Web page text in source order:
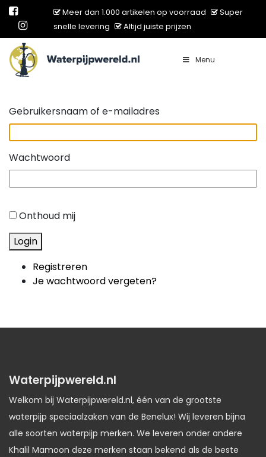
Meer dan 1.000 artikelen op voorraad
Super
snelle levering
Altijd juiste prijzen
Main Navigation Menu
Gebruikersnaam of e-mailadres
Wachtwoord
Onthoud mij
Login
Registreren
Je wachtwoord vergeten?
Waterpijpwereld.nl
Welkom bij Waterpijpwereld.nl, één van de grootste
waterpijp speciaalzaken van de Benelux! Wij leveren bijna
alle soorten waterpijp merken. We leveren onder andere
Khalil Mamoon deze merken staan bekend als de beste